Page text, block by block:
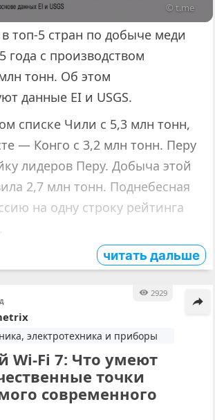
© t.me
топ-5 стран по добыче меди
года с производством
тонн. Об этом
данные EI и USGS.
списке Чили с 5,3 млн тонн,
— Конго с 3,2 млн тонн. Перу
лидеров Перу. Добыча этой
2,7 млн тонн. Поднебесная
на одну строку рейтинга
читать дальше
2929
электротехника и приборы
Wi-Fi 7: Что умеют
точки
современного